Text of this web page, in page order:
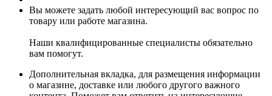
Вы можете задать любой интересующий вас вопрос по
товару или работе магазина.
Наши квалифицированные специалисты обязательно
вам помогут.
Дополнительная вкладка, для размещения информации
о магазине, доставке или любого другого важного